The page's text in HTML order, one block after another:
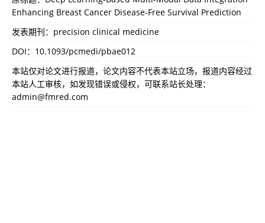
Enhancing Breast Cancer Disease-Free Survival Prediction
发表期刊：precision clinical medicine
DOI： 10.1093/pcmedi/pbae012
本站仅对论文进行报道，论文内容不代表本站立场，报道内容经过
本站人工审核，如发现错误或侵权，可联系站长处理：
admin@fmred.com